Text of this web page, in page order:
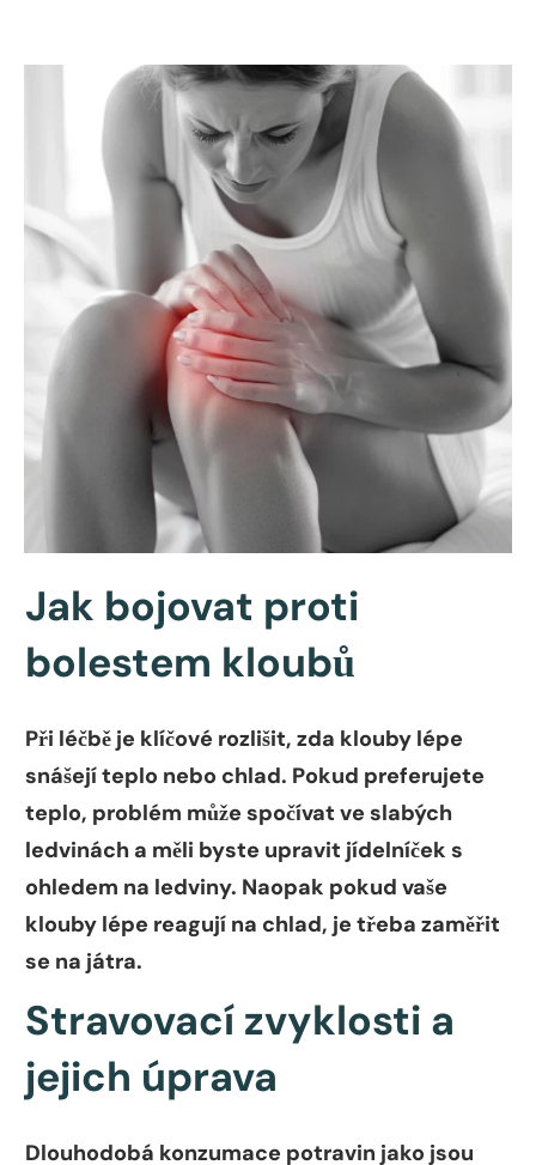
Jak bojovat proti
bolestem kloubů
Při léčbě je klíčové rozlišit, zda klouby lépe
snášejí teplo nebo chlad. Pokud preferujete
teplo, problém může spočívat ve slabých
ledvinách a měli byste upravit jídelníček s
ohledem na ledviny. Naopak pokud vaše
klouby lépe reagují na chlad, je třeba zaměřit
se na játra.
Stravovací zvyklosti a
jejich úprava
Dlouhodobá konzumace potravin jako jsou